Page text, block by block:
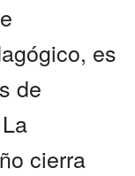
es
de
cierra